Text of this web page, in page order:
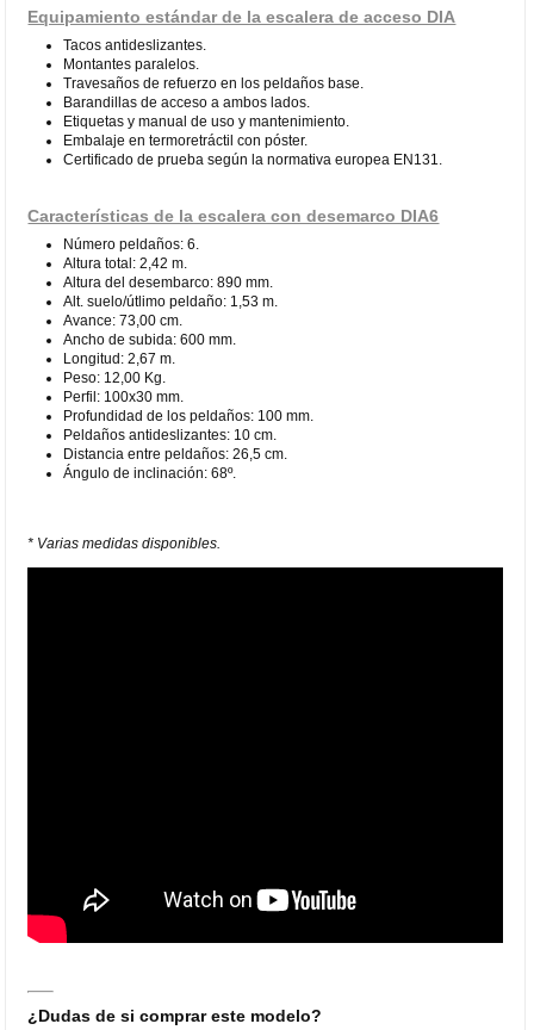
Equipamiento estándar de la escalera de acceso DIA
Tacos antideslizantes.
Montantes paralelos.
Travesaños de refuerzo en los peldaños base.
Barandillas de acceso a ambos lados.
Etiquetas y manual de uso y mantenimiento.
Embalaje en termoretráctil con póster.
Certificado de prueba según la normativa europea EN131.
Características de la escalera con desemarco DIA6
Número peldaños: 6.
Altura total: 2,42 m.
Altura del desembarco: 890 mm.
Alt. suelo/útlimo peldaño: 1,53 m.
Avance: 73,00 cm.
Ancho de subida: 600 mm.
Longitud: 2,67 m.
Peso: 12,00 Kg.
Perfil: 100x30 mm.
Profundidad de los peldaños: 100 mm.
Peldaños antideslizantes: 10 cm.
Distancia entre peldaños: 26,5 cm.
Ángulo de inclinación: 68º.
* Varias medidas disponibles.
¿Dudas de si comprar este modelo?